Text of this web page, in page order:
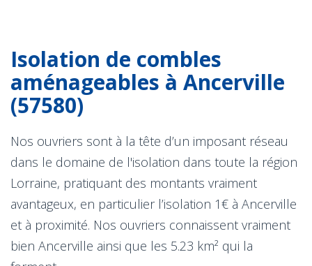
Isolation de combles
aménageables à Ancerville
(57580)
Nos ouvriers sont à la tête d’un imposant réseau
dans le domaine de l'isolation dans toute la région
Lorraine, pratiquant des montants vraiment
avantageux, en particulier l’isolation 1€ à Ancerville
et à proximité. Nos ouvriers connaissent vraiment
bien Ancerville ainsi que les 5.23 km² qui la